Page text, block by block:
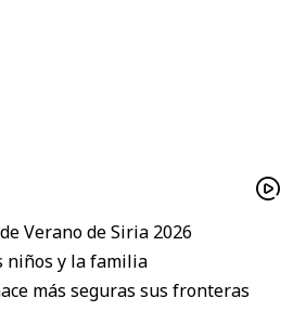
Verano de Siria 2026
niños y la familia